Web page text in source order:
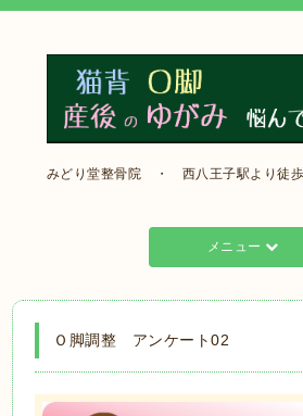
みどり堂整骨院 ・ 西八王子駅より徒
メニュー
Ｏ脚調整 アンケート02